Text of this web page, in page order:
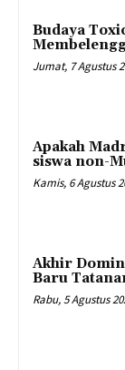
Budaya
Jumat, 7 Agustus
Apakah
siswa non-
Kamis, 6 Agustus
Akhir
Baru
Rabu, 5 Agustus